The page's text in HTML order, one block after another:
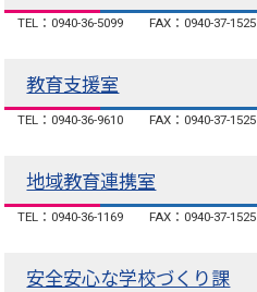
TEL：0940-36-5099 FAX：0940-37-1525
教育支援室
TEL：0940-36-9610 FAX：0940-37-1525
地域教育連携室
TEL：0940-36-1169 FAX：0940-37-1525
安全安心な学校づくり課